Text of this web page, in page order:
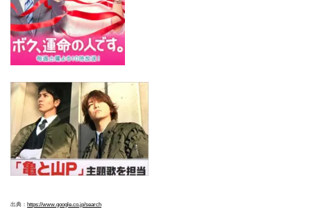
出典： https://www.google.co.jp/search